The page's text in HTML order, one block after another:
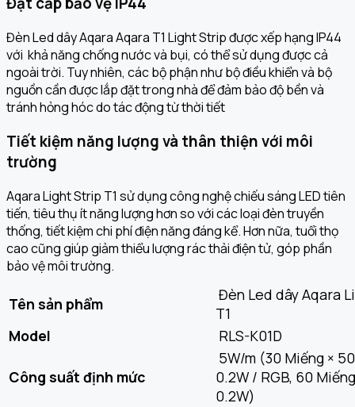
Đèn Led dây Aqara Aqara T1 Light Strip được xếp hạng IP44
với khả năng chống nước và bụi, có thể sử dụng được cả
ngoài trời. Tuy nhiên, các bộ phận như bộ điều khiển và bộ
nguồn cần được lắp đặt trong nhà để đảm bảo độ bền và
tránh hỏng hóc do tác động từ thời tiết
Tiết kiệm năng lượng và thân thiện với môi
trường
Aqara Light Strip T1 sử dụng công nghệ chiếu sáng LED tiên
tiến, tiêu thụ ít năng lượng hơn so với các loại đèn truyền
thống, tiết kiệm chi phí điện năng đáng kể. Hơn nữa, tuổi thọ
cao cũng giúp giảm thiểu lượng rác thải điện tử, góp phần
bảo vệ môi trường.
Tên sản phẩm
Đèn Led dây Aqara
T1
Model
RLS-K01D
Công suất định mức
5W/m (30 Miếng ×
0.2W / RGB, 60
0.2W)